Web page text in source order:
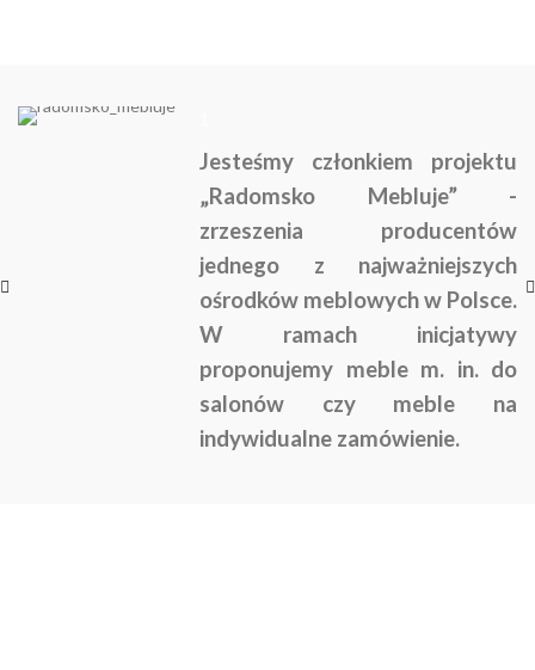
Jesteśmy członkiem projektu
„Radomsko Mebluje” -
zrzeszenia producentów
jednego z najważniejszych
ośrodków meblowych w Polsce.
W ramach inicjatywy
proponujemy meble m. in. do
salonów czy meble na
indywidualne zamówienie.